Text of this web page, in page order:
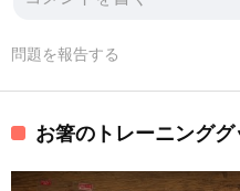
問題を報告する
お箸のトレーニンググ